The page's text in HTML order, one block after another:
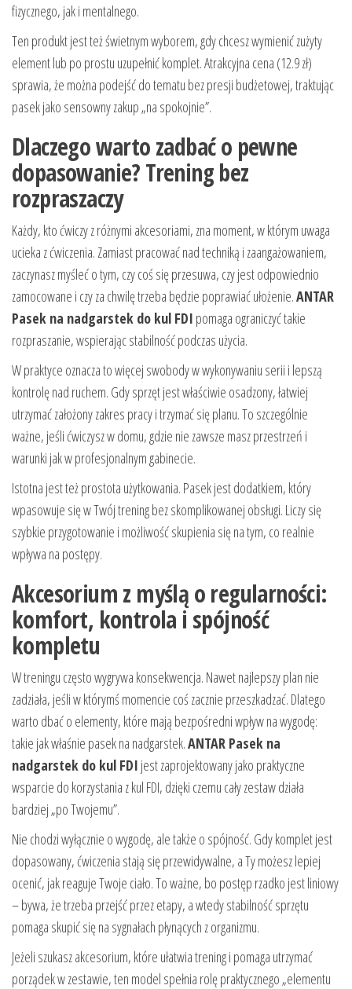
fizycznego, jak i mentalnego.
Ten produkt jest też świetnym wyborem, gdy chcesz wymienić zużyty
element lub po prostu uzupełnić komplet. Atrakcyjna cena (12.9 zł)
sprawia, że można podejść do tematu bez presji budżetowej, traktując
pasek jako sensowny zakup „na spokojnie”.
Dlaczego warto zadbać o pewne
dopasowanie? Trening bez
rozpraszaczy
Każdy, kto ćwiczy z różnymi akcesoriami, zna moment, w którym uwaga
ucieka z ćwiczenia. Zamiast pracować nad techniką i zaangażowaniem,
zaczynasz myśleć o tym, czy coś się przesuwa, czy jest odpowiednio
zamocowane i czy za chwilę trzeba będzie poprawiać ułożenie.ANTAR
Pasek na nadgarstek do kul FDI pomaga ograniczyć takie
rozpraszanie, wspierając stabilność podczas użycia.
W praktyce oznacza to więcej swobody w wykonywaniu serii i lepszą
kontrolę nad ruchem. Gdy sprzęt jest właściwie osadzony, łatwiej
utrzymać założony zakres pracy i trzymać się planu. To szczególnie
ważne, jeśli ćwiczysz w domu, gdzie nie zawsze masz przestrzeń i
warunki jak w profesjonalnym gabinecie.
Istotna jest też prostota użytkowania. Pasek jest dodatkiem, który
wpasowuje się w Twój trening bez skomplikowanej obsługi. Liczy się
szybkie przygotowanie i możliwość skupienia się na tym, co realnie
wpływa na postępy.
Akcesorium z myślą o regularności:
komfort, kontrola i spójność
kompletu
W treningu często wygrywa konsekwencja. Nawet najlepszy plan nie
zadziała, jeśli w którymś momencie coś zacznie przeszkadzać. Dlatego
warto dbać o elementy, które mają bezpośredni wpływ na wygodę:
takie jak właśnie pasek na nadgarstek.ANTAR Pasek na
nadgarstek do kul FDI jest zaprojektowany jako praktyczne
wsparcie do korzystania z kul FDI, dzięki czemu cały zestaw działa
bardziej „po Twojemu”.
Nie chodzi wyłącznie o wygodę, ale także o spójność. Gdy komplet jest
dopasowany, ćwiczenia stają się przewidywalne, a Ty możesz lepiej
ocenić, jak reaguje Twoje ciało. To ważne, bo postęp rzadko jest liniowy
– bywa, że trzeba przejść przez etapy, a wtedy stabilność sprzętu
pomaga skupić się na sygnałach płynących z organizmu.
Jeżeli szukasz akcesorium, które ułatwia trening i pomaga utrzymać
porządek w zestawie, ten model spełnia rolę praktycznego „elementu